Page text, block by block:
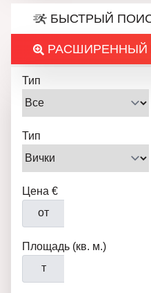
БЫСТРЫЙ
РАСШИРЕННЫЙ
Тип
Тип
Цена €
от
Площадь (кв. м.)
т